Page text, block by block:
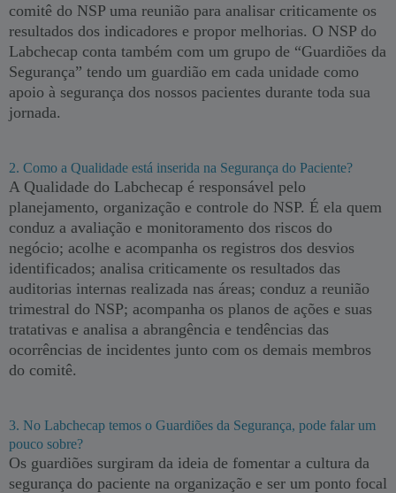
comitê do NSP uma reunião para analisar criticamente os
resultados dos indicadores e propor melhorias. O NSP do
Labchecap conta também com um grupo de “Guardiões da
Segurança” tendo um guardião em cada unidade como
apoio à segurança dos nossos pacientes durante toda sua
jornada.
2. Como a Qualidade está inserida na Segurança do Paciente?
A Qualidade do Labchecap é responsável pelo
planejamento, organização e controle do NSP. É ela quem
conduz a avaliação e monitoramento dos riscos do
negócio; acolhe e acompanha os registros dos desvios
identificados; analisa criticamente os resultados das
auditorias internas realizada nas áreas; conduz a reunião
trimestral do NSP; acompanha os planos de ações e suas
tratativas e analisa a abrangência e tendências das
ocorrências de incidentes junto com os demais membros
do comitê.
3. No Labchecap temos o Guardiões da Segurança, pode falar um
pouco sobre?
Os guardiões surgiram da ideia de fomentar a cultura da
segurança do paciente na organização e ser um ponto focal